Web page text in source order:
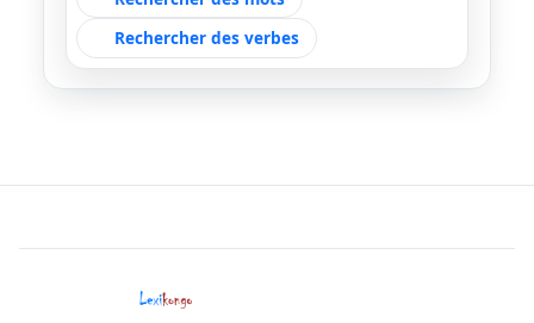
Rechercher des verbes